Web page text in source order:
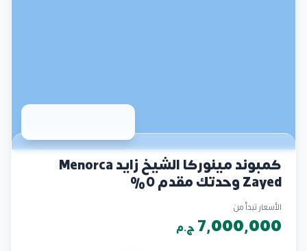
كمبوند مينوركا الشيخ زايد Menorca
Zayed وحدتك مقدم 0%
الأسعار تبدأ من
7,000,000 ج.م